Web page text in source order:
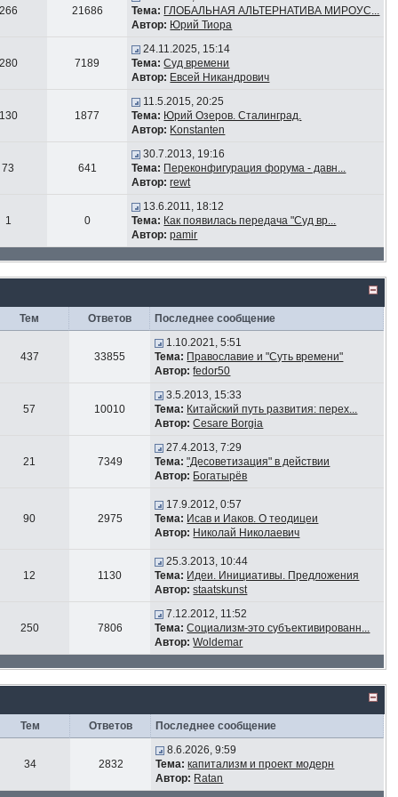
21686
Тема: ГЛОБАЛЬНАЯ АЛЬТЕРНАТИВА МИРОУС...
Автор: Юрий Тиора
7189
24.11.2025, 15:14
Тема: Суд времени
Автор: Евсей Никандрович
1877
11.5.2015, 20:25
Тема: Юрий Озеров. Сталинград.
Автор: Konstanten
73 641
30.7.2013, 19:16
Тема: Переконфигурация форума - давн...
Автор: rewt
1 0
13.6.2011, 18:12
Тема: Как появилась передача "Суд вр...
Автор: pamir
Тем Ответов Последнее сообщение
437 33855
1.10.2021, 5:51
Тема: Православие и "Суть времени"
Автор: fedor50
57 10010
3.5.2013, 15:33
Тема: Китайский путь развития: перех...
Автор: Cesare Borgia
21 7349
27.4.2013, 7:29
Тема: "Десоветизация" в действии
Автор: Богатырёв
90 2975
17.9.2012, 0:57
Тема: Исав и Иаков. О теодицеи
Автор: Николай Николаевич
12 1130
25.3.2013, 10:44
Тема: Идеи. Инициативы. Предложения
Автор: staatskunst
250 7806
7.12.2012, 11:52
Тема: Социализм-это субъективированн...
Автор: Woldemar
Тем Ответов Последнее сообщение
34 2832
8.6.2026, 9:59
Тема: капитализм и проект модерн
Автор: Ratan